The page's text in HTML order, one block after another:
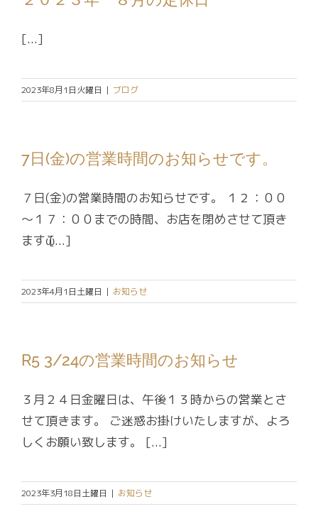
[...]
2023年8月1日火曜日 | ブログ
7日(金)の営業時間のお知らせです。
７日(金)の営業時間のお知らせです。 １２：００
～１７：００までの時間、お店を閉めさせて頂き
ますὤ [...]
2023年4月1日土曜日 | お知らせ
R5 3/24の営業時間のお知らせ
３月２４日金曜日は、午後１３時からの営業とさ
せて頂きます。 ご迷惑お掛けいたしますが、よろ
しくお願い致します。 [...]
2023年3月18日土曜日 | お知らせ